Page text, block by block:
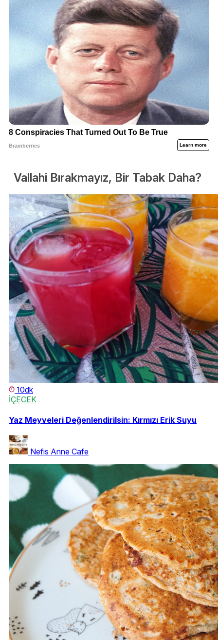
Vallahi Bırakmayız, Bir Tabak Daha?
10dk
İÇECEK
Yaz Meyveleri Değenlendirilsin: Kırmızı Erik Suyu
Nefis Anne Cafe